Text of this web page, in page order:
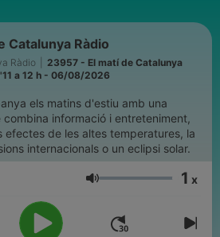
Catalunya Ràdio
Ràdio
23957 - El matí de Catalunya
a 12 h - 06/08/2026
els matins d'estiu amb una
informació i entreteniment,
efectes de les altes temperatures, la
internacionals o un eclipsi solar.
Volume 1 x